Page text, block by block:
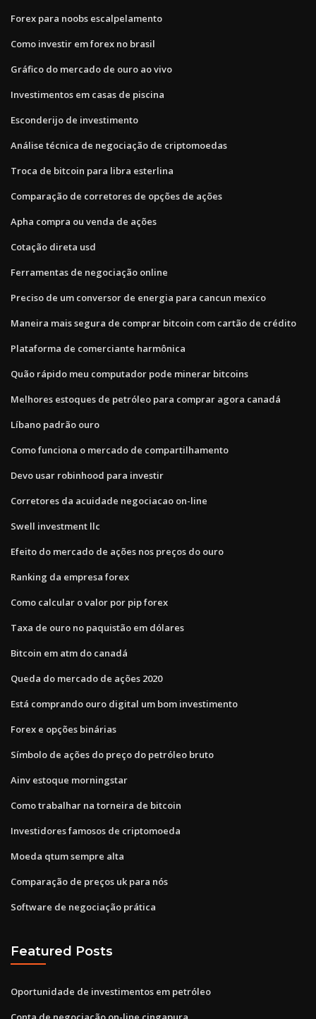
Forex para noobs escalpelamento
Como investir em forex no brasil
Gráfico do mercado de ouro ao vivo
Investimentos em casas de piscina
Esconderijo de investimento
Análise técnica de negociação de criptomoedas
Troca de bitcoin para libra esterlina
Comparação de corretores de opções de ações
Apha compra ou venda de ações
Cotação direta usd
Ferramentas de negociação online
Preciso de um conversor de energia para cancun mexico
Maneira mais segura de comprar bitcoin com cartão de crédito
Plataforma de comerciante harmônica
Quão rápido meu computador pode minerar bitcoins
Melhores estoques de petróleo para comprar agora canadá
Líbano padrão ouro
Como funciona o mercado de compartilhamento
Devo usar robinhood para investir
Corretores da acuidade negociacao on-line
Swell investment llc
Efeito do mercado de ações nos preços do ouro
Ranking da empresa forex
Como calcular o valor por pip forex
Taxa de ouro no paquistão em dólares
Bitcoin em atm do canadá
Queda do mercado de ações 2020
Está comprando ouro digital um bom investimento
Forex e opções binárias
Símbolo de ações do preço do petróleo bruto
Ainv estoque morningstar
Como trabalhar na torneira de bitcoin
Investidores famosos de criptomoeda
Moeda qtum sempre alta
Comparação de preços uk para nós
Software de negociação prática
Featured Posts
Oportunidade de investimentos em petróleo